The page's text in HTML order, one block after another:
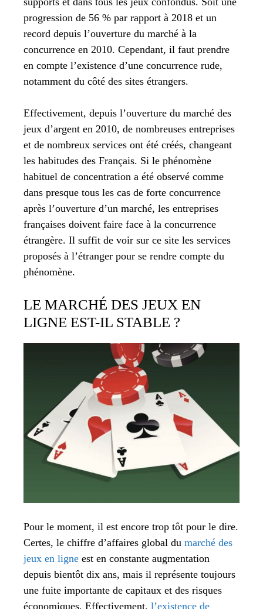
progression de 56 % par rapport à 2018 et un
record depuis l’ouverture du marché à la
concurrence en 2010. Cependant, il faut prendre
en compte l’existence d’une concurrence rude,
notamment du côté des sites étrangers.
Effectivement, depuis l’ouverture du marché des
jeux d’argent en 2010, de nombreuses entreprises
et de nombreux services ont été créés, changeant
les habitudes des Français. Si le phénomène
habituel de concentration a été observé comme
dans presque tous les cas de forte concurrence
après l’ouverture d’un marché, les entreprises
françaises doivent faire face à la concurrence
étrangère. Il suffit de voir sur ce site les services
proposés à l’étranger pour se rendre compte du
phénomène.
LE MARCHÉ DES JEUX EN
LIGNE EST-IL STABLE ?
Pour le moment, il est encore trop tôt pour le dire.
Certes, le chiffre d’affaires global du marché des
jeux en ligne est en constante augmentation
depuis bientôt dix ans, mais il représente toujours
une fuite importante de capitaux et des risques
économiques. Effectivement, l’existence de